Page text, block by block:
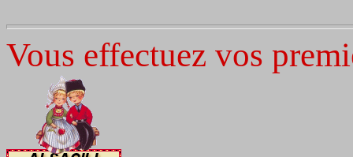
Vous effectuez vos